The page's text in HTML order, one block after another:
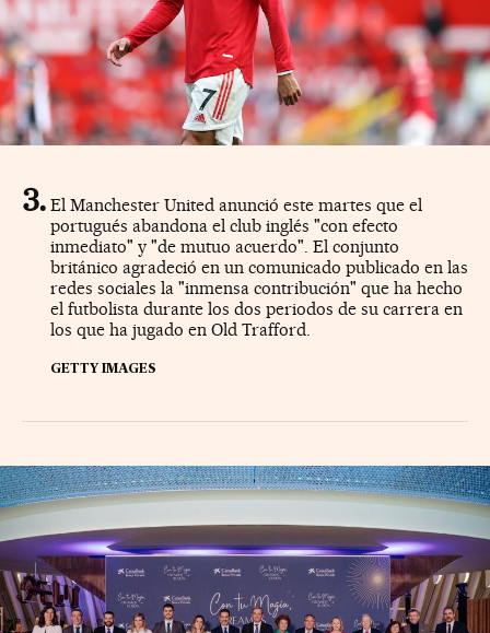
El Manchester United anunció este martes que el
portugués abandona el club inglés "con efecto
inmediato" y "de mutuo acuerdo". El conjunto
británico agradeció en un comunicado publicado en las
redes sociales la "inmensa contribución" que ha hecho
el futbolista durante los dos periodos de su carrera en
los que ha jugado en Old Trafford.
GETTY IMAGES